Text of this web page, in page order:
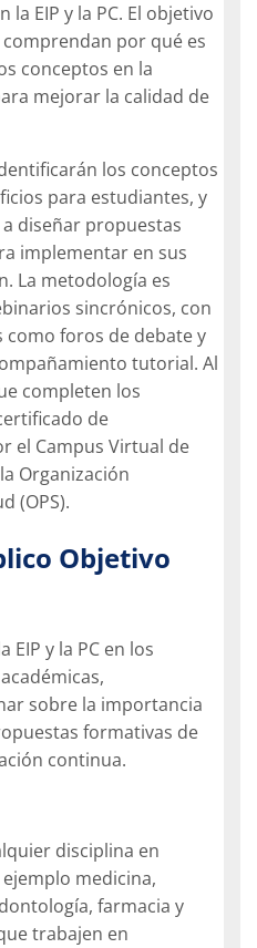
la EIP y la PC. El objetivo
por qué es
conceptos en la
mejorar la calidad de
los conceptos
para estudiantes, y
diseñar propuestas
implementar en sus
La metodología es
sincrónicos, con
como foros de debate y
tutorial. Al
completen los
de
el Campus Virtual de
Organización
(OPS).
Objetivo
y la PC en los
sobre la importancia
formativas de
continua.
disciplina en
medicina,
farmacia y
trabajen en